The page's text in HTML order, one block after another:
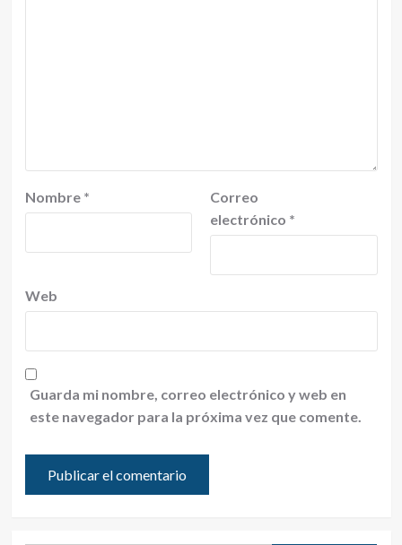
Nombre *
Correo
electrónico *
Web
Guarda mi nombre, correo electrónico y web en
este navegador para la próxima vez que comente.